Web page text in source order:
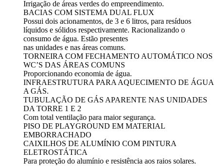
Irrigação de áreas verdes do empreendimento.
BACIAS COM SISTEMA DUAL FLUX
Possui dois acionamentos, de 3 e 6 litros, para resíduos
líquidos e sólidos respectivamente. Racionalizando o
consumo de água. Estão presentes
nas unidades e nas áreas comuns.
TORNEIRA COM FECHAMENTO AUTOMÁTICO NOS
WC’S DAS ÁREAS COMUNS
Proporcionando economia de água.
INFRAESTRUTURA PARA AQUECIMENTO DE ÁGUA
A GÁS.
TUBULAÇÃO DE GÁS APARENTE NAS UNIDADES
DA TORRE 1 E 2
Com total ventilação para maior segurança.
PISO DE PLAYGROUND EM MATERIAL
EMBORRACHADO
CAIXILHOS DE ALUMÍNIO COM PINTURA
ELETROSTÁTICA
Para proteção do alumínio e resistência aos raios solares.